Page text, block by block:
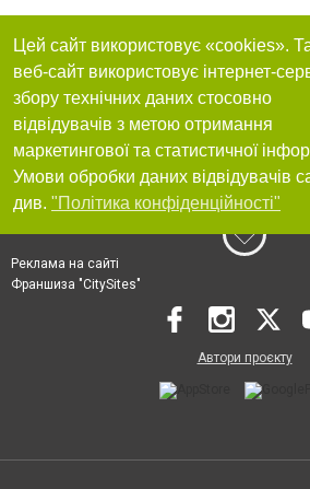
Цей сайт використовує «cookies».
веб-сайт використовує інтернет-
збору технічних даних стосовно
відвідувачів з метою отримання
маркетингової та статистичної
Умови обробки даних відвідувачів
див. "Політика конфіденційності"
Реклама на сайті
Франшиза "CitySites"
Автори проєкту